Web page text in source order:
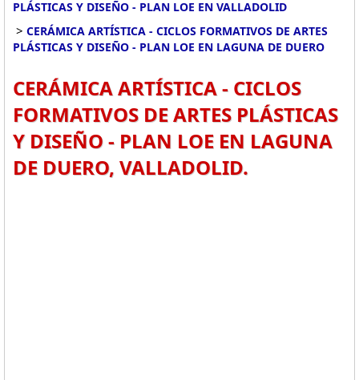
PLÁSTICAS Y DISEÑO - PLAN LOE EN VALLADOLID
> CERÁMICA ARTÍSTICA - CICLOS FORMATIVOS DE ARTES
PLÁSTICAS Y DISEÑO - PLAN LOE EN LAGUNA DE DUERO
CERÁMICA ARTÍSTICA - CICLOS
FORMATIVOS DE ARTES PLÁSTICAS
Y DISEÑO - PLAN LOE EN LAGUNA
DE DUERO, VALLADOLID.